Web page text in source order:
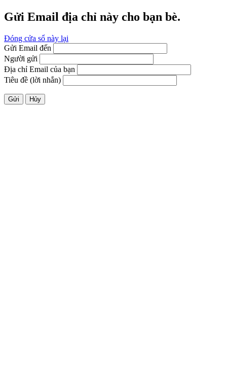
Gửi Email địa chỉ này cho bạn bè.
Đóng cửa sổ này lại
Gửi Email đến
Người gửi
Địa chỉ Email của bạn
Tiêu đề (lời nhắn)
Gửi Hủy